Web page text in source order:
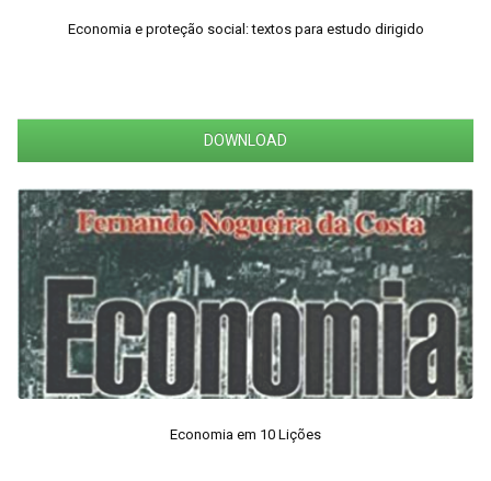
Economia e proteção social: textos para estudo dirigido
DOWNLOAD
Economia em 10 Lições